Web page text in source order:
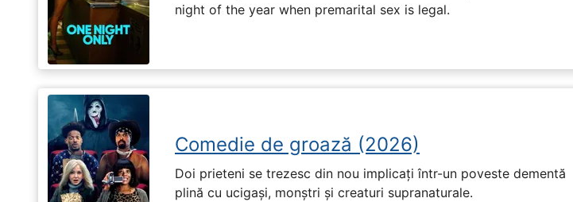
night of the year when premarital sex is legal.
Comedie de groază (2026)
Doi prieteni se trezesc din nou implicați într-un poveste dementă
plină cu ucigași, monștri și creaturi supranaturale.